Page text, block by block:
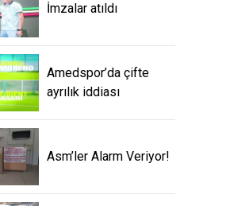
İmzalar atıldı
Amedspor’da çifte
ayrılık iddiası
Asm’ler Alarm Veriyor!